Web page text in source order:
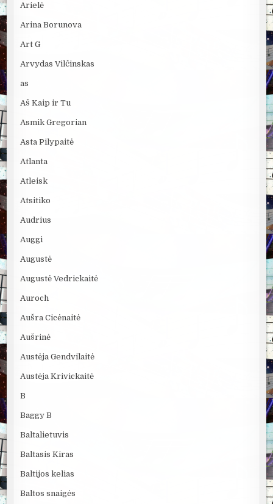
Arielė
Arina Borunova
Art G
Arvydas Vilčinskas
as
Aš Kaip ir Tu
Asmik Gregorian
Asta Pilypaitė
Atlanta
Atleisk
Atsitiko
Audrius
Auggi
Augustė
Augustė Vedrickaitė
Auroch
Aušra Cicėnaitė
Aušrinė
Austėja Gendvilaitė
Austėja Krivickaitė
B
Baggy B
Baltalietuvis
Baltasis Kiras
Baltijos kelias
Baltos snaigės